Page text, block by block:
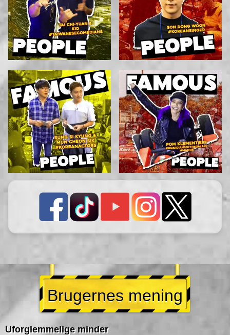
Brugernes mening
Uforglemmelige minder